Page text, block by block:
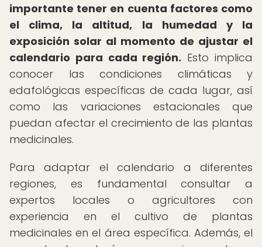
importante tener en cuenta factores como
el clima, la altitud, la humedad y la
exposición solar al momento de ajustar el
calendario para cada región. Esto implica
conocer las condiciones climáticas y
edafológicas específicas de cada lugar, así
como las variaciones estacionales que
puedan afectar el crecimiento de las plantas
medicinales.
Para adaptar el calendario a diferentes
regiones, es fundamental consultar a
expertos locales o agricultores con
experiencia en el cultivo de plantas
medicinales en el área específica. Además, el